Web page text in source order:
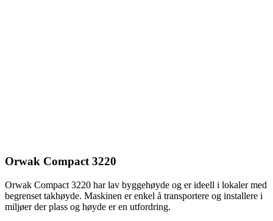
Orwak Compact 3220
Orwak Compact 3220 har lav byggehøyde og er ideell i lokaler med
begrenset takhøyde. Maskinen er enkel å transportere og installere i
miljøer der plass og høyde er en utfordring.